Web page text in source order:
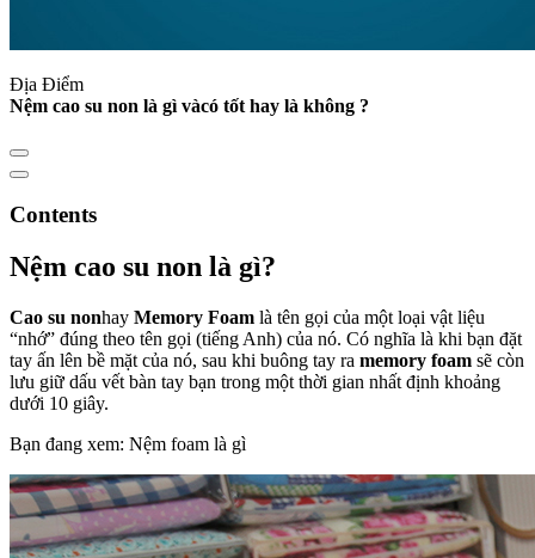
Địa Điểm
Nệm cao su non là gì vàcó tốt hay là không ?
Contents
Nệm cao su non là gì?
Cao su nonhay Memory Foam là tên gọi của một loại vật liệu
“nhớ” đúng theo tên gọi (tiếng Anh) của nó. Có nghĩa là khi bạn đặt
tay ấn lên bề mặt của nó, sau khi buông tay ra memory foam sẽ còn
lưu giữ dấu vết bàn tay bạn trong một thời gian nhất định khoảng
dưới 10 giây.
Bạn đang xem: Nệm foam là gì